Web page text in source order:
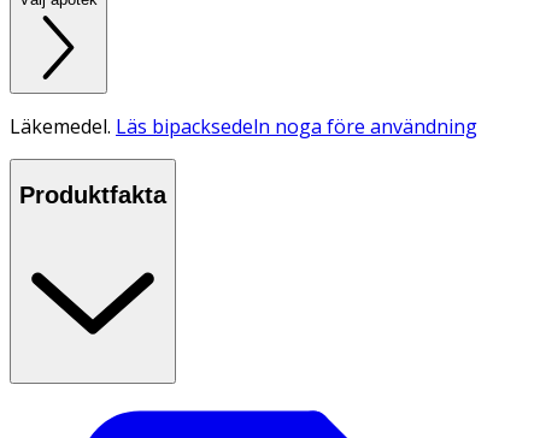
Läkemedel. Läs bipacksedeln noga före användning
Produktfakta